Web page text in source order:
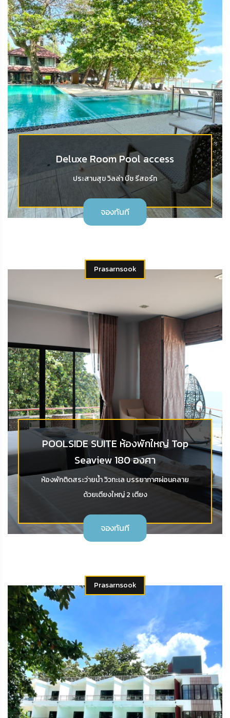
Deluxe Room Pool access
ประสานสุข วิลล่า บีช รีสอร์ท
จองทันที
Prasarnsook
POOLSIDE SUITE ห้องพักใหญ่ Top
Seaview 180 องศา
ห้องพักติดสระว่ายน้ำ วิวทะเล บรรยากาศผ่อนคลาย
ด้วยเตียงใหญ่ 2 เตียง
จองทันที
Prasarnsook